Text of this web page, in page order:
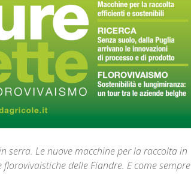
serra. Le nuove macchine per la raccolta in
delle Fiandre. E come sempre